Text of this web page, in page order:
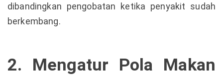
dibandingkan pengobatan ketika penyakit sudah
berkembang.
2. Mengatur Pola Makan